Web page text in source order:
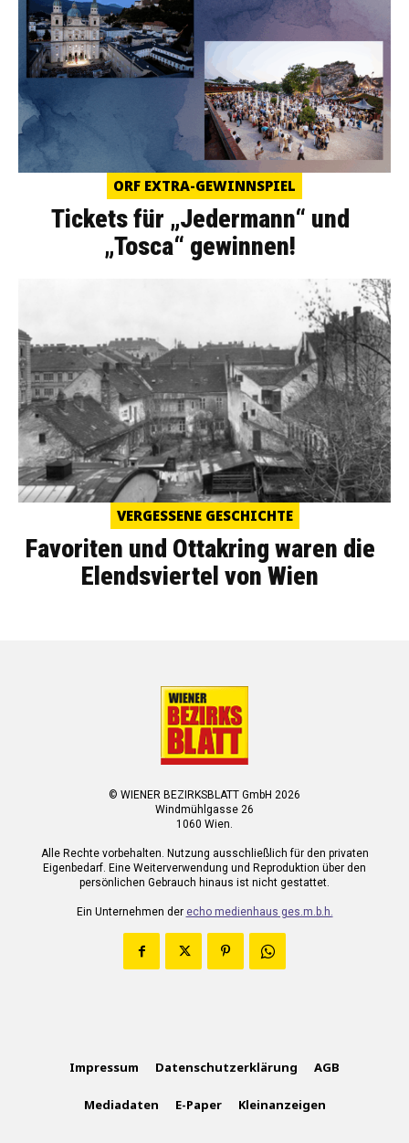
ORF EXTRA-GEWINNSPIEL
Tickets für „Jedermann“ und
„Tosca“ gewinnen!
VERGESSENE GESCHICHTE
Favoriten und Ottakring waren die
Elendsviertel von Wien
© WIENER BEZIRKSBLATT GmbH 2026
Windmühlgasse 26
1060 Wien.
Alle Rechte vorbehalten. Nutzung ausschließlich für den privaten
Eigenbedarf. Eine Weiterverwendung und Reproduktion über den
persönlichen Gebrauch hinaus ist nicht gestattet.
Ein Unternehmen der echo medienhaus ges.m.b.h.
Impressum Datenschutzerklärung AGB
Mediadaten E-Paper Kleinanzeigen